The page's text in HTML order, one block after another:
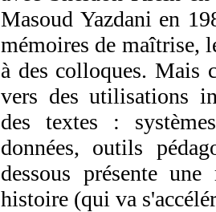
Masoud Yazdani en
mémoires de maîtrise,
à des colloques. Mais
vers des utilisations
des textes :
données, outils
dessous présente
histoire (qui va